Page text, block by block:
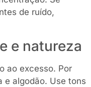
de ruído,
e natureza
ao excesso. Por
e algodão. Use tons